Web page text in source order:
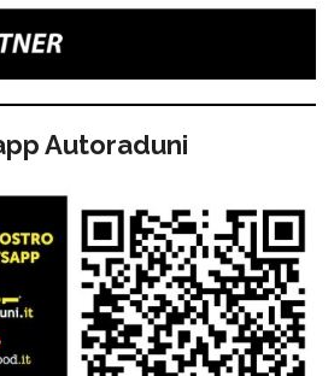
Autoraduni